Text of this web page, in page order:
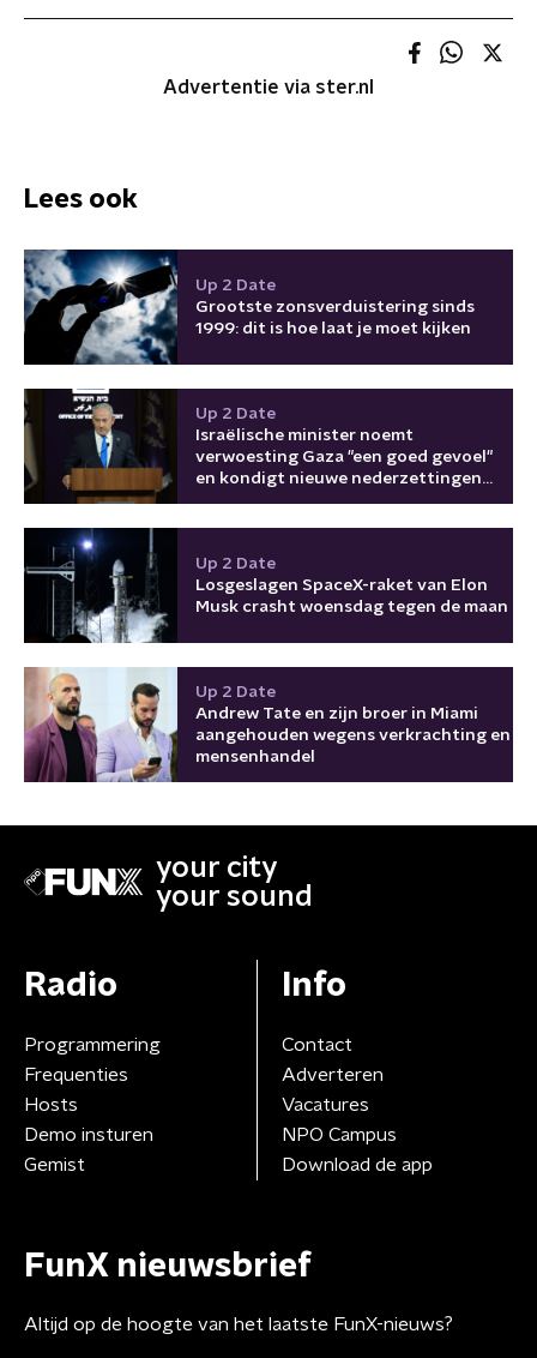
Advertentie via ster.nl
Lees ook
Up 2 Date
Grootste zonsverduistering sinds
1999: dit is hoe laat je moet kijken
Up 2 Date
Israëlische minister noemt
verwoesting Gaza "een goed gevoel"
en kondigt nieuwe nederzettingen
Up 2 Date
Losgeslagen SpaceX-raket van Elon
Musk crasht woensdag tegen de maan
Up 2 Date
Andrew Tate en zijn broer in Miami
aangehouden wegens verkrachting en
mensenhandel
your city
your sound
Radio
Programmering
Frequenties
Hosts
Demo insturen
Gemist
Info
Contact
Adverteren
Vacatures
NPO Campus
Download de app
FunX nieuwsbrief
Altijd op de hoogte van het laatste FunX-nieuws?